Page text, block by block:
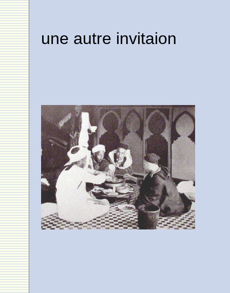
une autre invitaion